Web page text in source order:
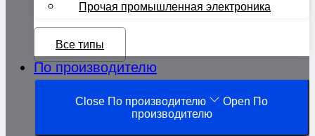
Прочая промышленная электроника
Все типы
По производителю
Close По производителю
Open По
производителю